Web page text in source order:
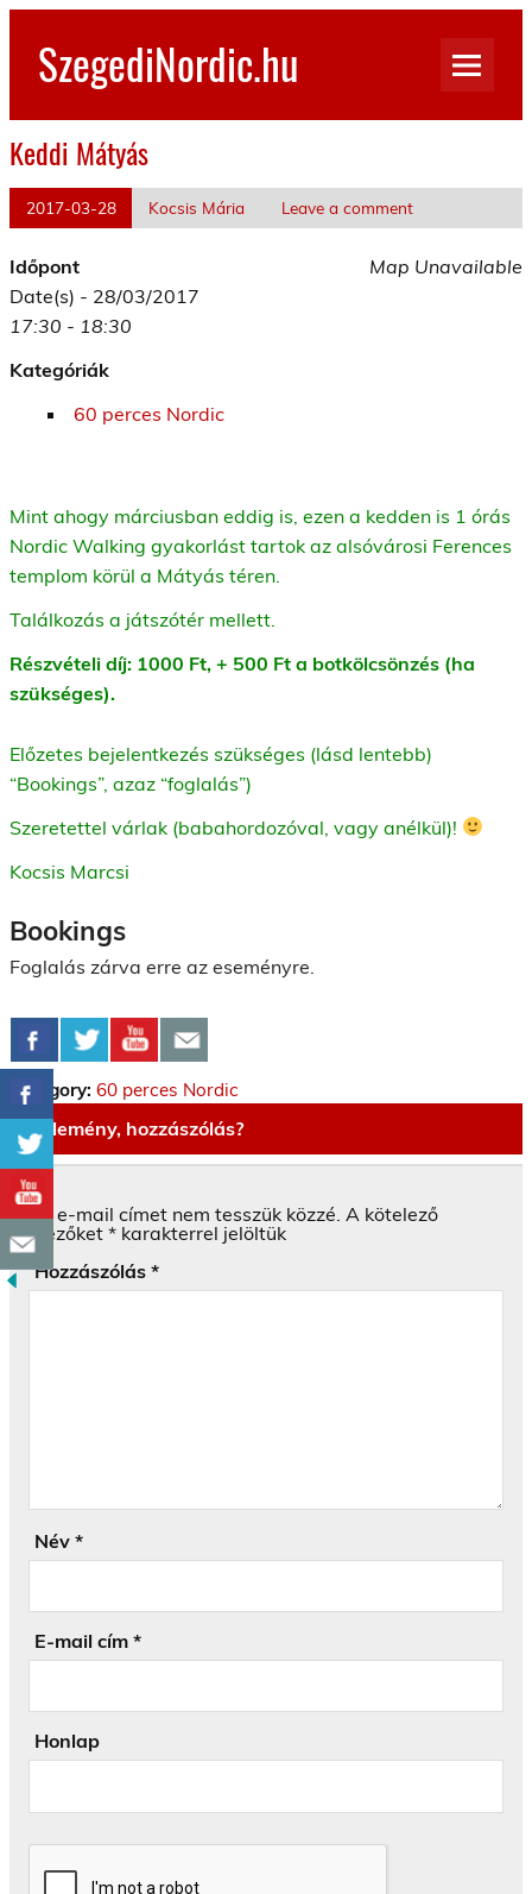
Skip
contentSzegediNordic.hu
Keddi Mátyás
2017-03-28 Kocsis Mária Leave a comment
Map Unavailable
Időpont
Date(s) - 28/03/2017
17:30 - 18:30
Kategóriák
60 perces Nordic
Mint ahogy márciusban eddig is, ezen a kedden is 1 órás
Nordic Walking gyakorlást tartok az alsóvárosi Ferences
templom körül a Mátyás téren.
Találkozás a játszótér mellett.
Részvételi díj: 1000 Ft, + 500 Ft a botkölcsönzés (ha
szükséges).
Előzetes bejelentkezés szükséges (lásd lentebb)
“Bookings”, azaz “foglalás”)
Szeretettel várlak (babahordozóval, vagy anélkül)!
Kocsis Marcsi
Bookings
Foglalás zárva erre az eseményre.
Category: 60 perces Nordic
Vélemény, hozzászólás?
Az e-mail címet nem tesszük közzé. A kötelező
mezőket * karakterrel jelöltük
Hozzászólás *
Név *
E-mail cím *
Honlap